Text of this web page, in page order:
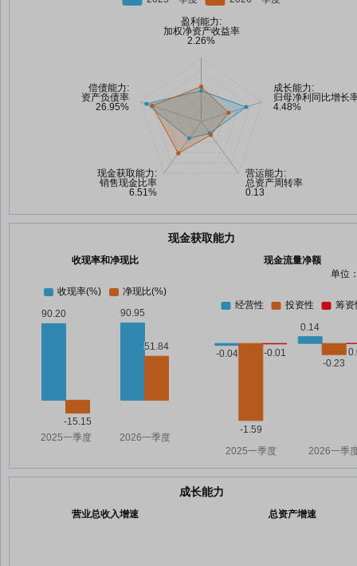
现金获取能力
收现率和净现比
现金流量净额
单位
成长能力
营业总收入增速 总资产增速